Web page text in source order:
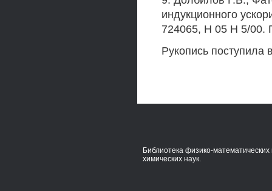
индукционного
724065, H 05 H 5/00.
Рукопись поступила
Библиотека физико-математических
химических наук.